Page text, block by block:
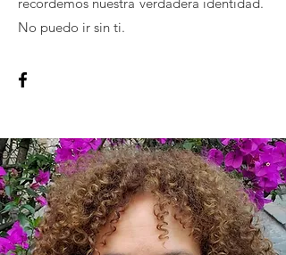
No puedo ir sin ti.